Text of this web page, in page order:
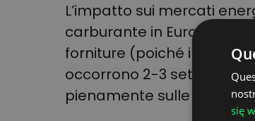
L’impatto sui mercati
carburante in Europa,
forniture (poiché i rincari
occorrono 2-3 settimane
pienamente sulle pompe
się